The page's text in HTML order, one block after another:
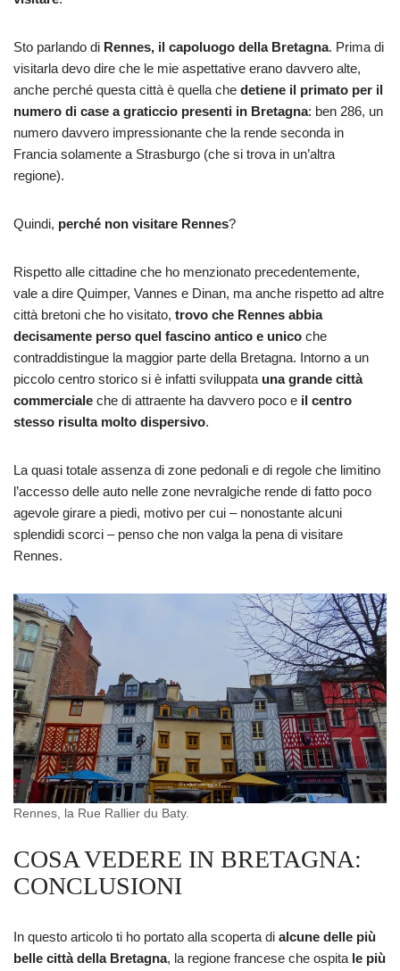
Sto parlando di Rennes, il capoluogo della Bretagna. Prima di
visitarla devo dire che le mie aspettative erano davvero alte,
anche perché questa città è quella che detiene il primato per il
numero di case a graticcio presenti in Bretagna: ben 286, un
numero davvero impressionante che la rende seconda in
Francia solamente a Strasburgo (che si trova in un’altra
regione).
Quindi, perché non visitare Rennes?
Rispetto alle cittadine che ho menzionato precedentemente,
vale a dire Quimper, Vannes e Dinan, ma anche rispetto ad altre
città bretoni che ho visitato, trovo che Rennes abbia
decisamente perso quel fascino antico e unico che
contraddistingue la maggior parte della Bretagna. Intorno a un
piccolo centro storico si è infatti sviluppata una grande città
commerciale che di attraente ha davvero poco e il centro
stesso risulta molto dispersivo.
La quasi totale assenza di zone pedonali e di regole che limitino
l’accesso delle auto nelle zone nevralgiche rende di fatto poco
agevole girare a piedi, motivo per cui – nonostante alcuni
splendidi scorci – penso che non valga la pena di visitare
Rennes.
Rennes, la Rue Rallier du Baty.
COSA VEDERE IN BRETAGNA:
CONCLUSIONI
In questo articolo ti ho portato alla scoperta di alcune delle più
belle città della Bretagna, la regione francese che ospitale più